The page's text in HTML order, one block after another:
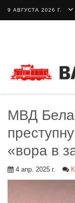
9 АВГУСТА 2026 Г.
МВД
«вора в
4 апр. 2025 г.